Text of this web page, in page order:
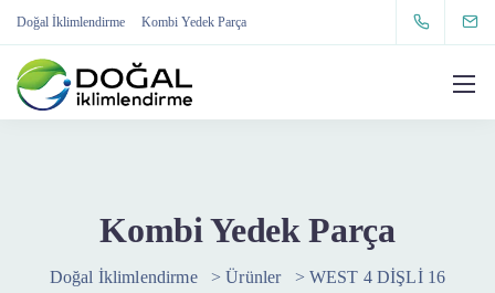
Doğal İklimlendirme Kombi Yedek Parça
Kombi Yedek Parça
Doğal İklimlendirme >Ürünler > WEST 4 DİŞLİ 16